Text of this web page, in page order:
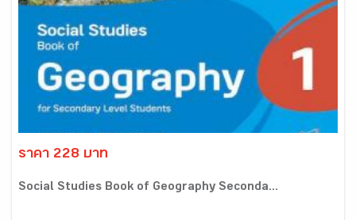
ราคา 228 บาท
Social Studies Book of Geography Seconda...